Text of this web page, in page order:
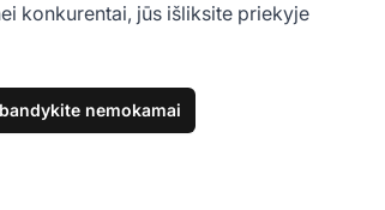
konkurentai, jūs išliksite priekyje
nemokamai